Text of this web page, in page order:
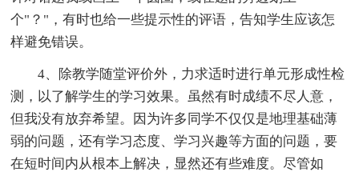
个"？"，有时也给一些提示性的评语，告知学生应该怎
样避免错误。
4、除教学随堂评价外，力求适时进行单元形成性检
测，以了解学生的学习效果。虽然有时成绩不尽人意，
但我没有放弃希望。因为许多同学不仅仅是地理基础薄
弱的问题，还有学习态度、学习兴趣等方面的问题，要
在短时间内从根本上解决，显然还有些难度。尽管如